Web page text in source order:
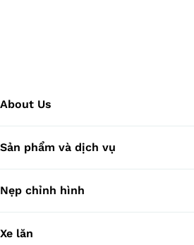
About Us
Sản phẩm và dịch vụ
Nẹp chỉnh hình
Xe lăn